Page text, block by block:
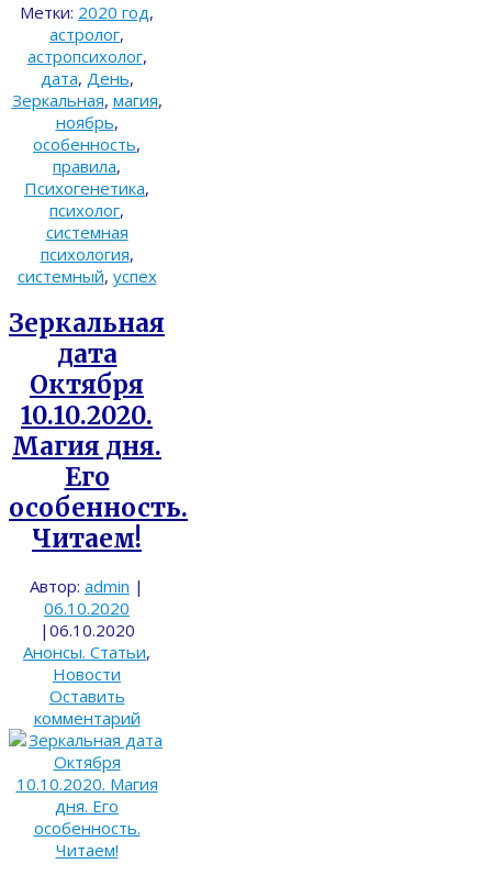
Метки: 2020 год,
астролог,
астропсихолог,
дата, День,
Зеркальная, магия,
ноябрь,
особенность,
правила,
Психогенетика,
психолог,
системная
психология,
системный, успех
Зеркальная
дата
Октября
10.10.2020.
Магия дня.
Его
особенность.
Читаем!
Автор: admin |
06.10.2020
| 06.10.2020
Анонсы. Статьи,
Новости
Оставить
комментарий